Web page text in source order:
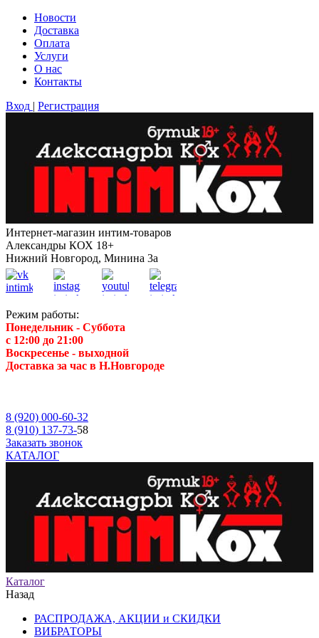
Новости
Доставка
Оплата
Услуги
О нас
Контакты
Вход | Регистрация
Интернет-магазин интим-товаров
Александры КОХ 18+
Нижний Новгород, Минина 3а
Режим работы:
Понедельник - Суббота
с 12:00 до 21:00
Воскресенье - выходной
Доставка за час в Н.Новгороде
8 (920) 000-60-32
8 (910) 137-73-58
Заказать звонок
КАТАЛОГ
Каталог
Назад
РАСПРОДАЖА, АКЦИИ и СКИДКИ
ВИБРАТОРЫ